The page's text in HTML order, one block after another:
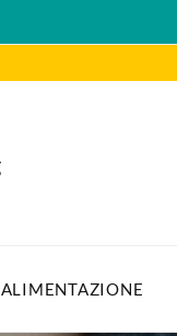
ALIMENTAZIONE